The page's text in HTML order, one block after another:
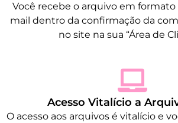
Você recebe o arquivo em
mail dentro da confirmação da
no site na sua “Área de
Acesso Vitalício a
O acesso aos arquivos é vitalício e